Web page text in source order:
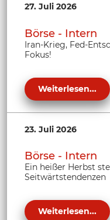
27. Juli 2026
Börse - Intern
Iran-Krieg, Fed-
Fokus!
Weiterlesen...
23. Juli 2026
Börse - Intern
Ein heißer Herbst
Seitwärtstendenzen
Weiterlesen...